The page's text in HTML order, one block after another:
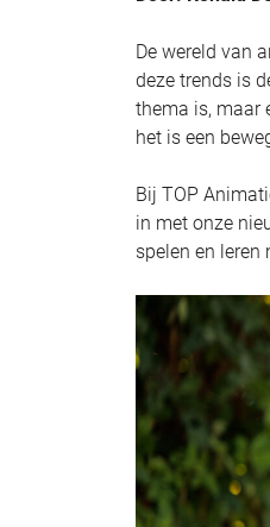
De wereld van
deze trends is
thema is, maar
het is een
Bij TOP
in met onze
spelen en